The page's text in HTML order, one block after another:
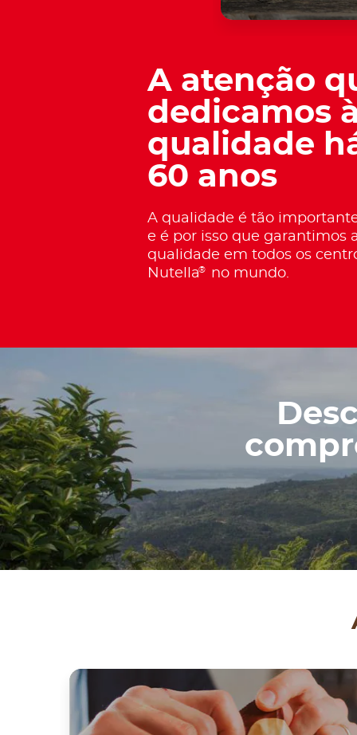
A atenção
dedicamos
qualidade
60 anos
A qualidade é tão
e é por isso que garantimos
qualidade em todos os
Nutella® no mundo.